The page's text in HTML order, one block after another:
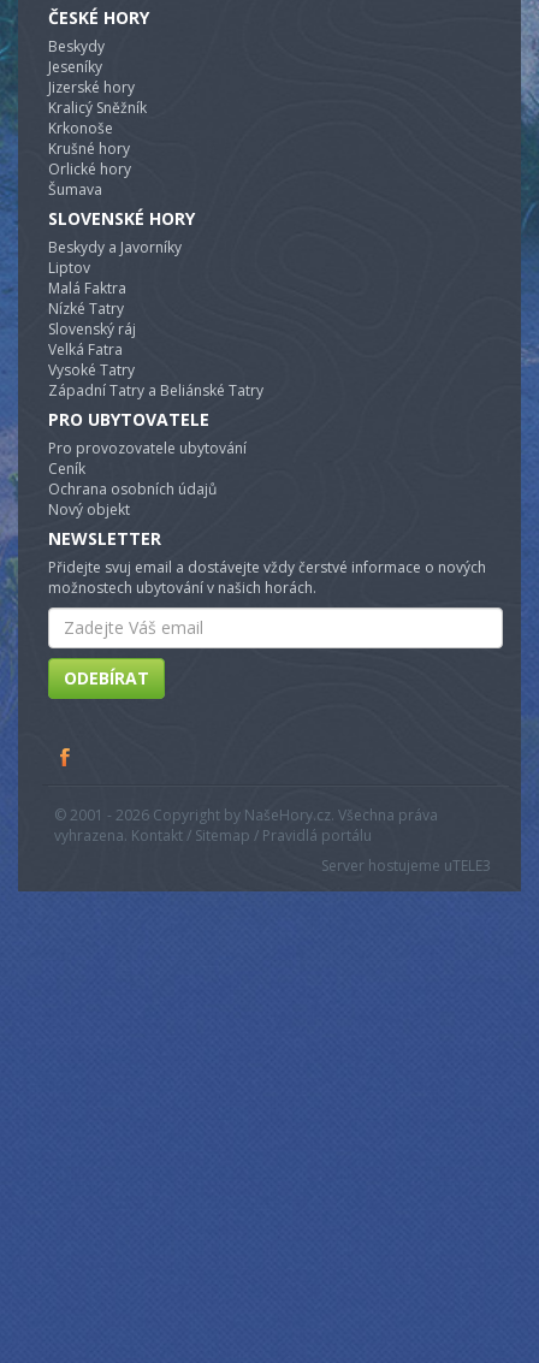
ČESKÉ HORY
Beskydy
Jeseníky
Jizerské hory
Kralicý Sněžník
Krkonoše
Krušné hory
Orlické hory
Šumava
SLOVENSKÉ HORY
Beskydy a Javorníky
Liptov
Malá Faktra
Nízké Tatry
Slovenský ráj
Velká Fatra
Vysoké Tatry
Západní Tatry a Beliánské Tatry
PRO UBYTOVATELE
Pro provozovatele ubytování
Ceník
Ochrana osobních údajů
Nový objekt
NEWSLETTER
Přidejte svuj email a dostávejte vždy čerstvé informace o nových
možnostech ubytování v našich horách.
Email
ODEBÍRAT
© 2001 - 2026 Copyright by NašeHory.cz. Všechna práva
vyhrazena. Kontakt / Sitemap / Pravidlá portálu
Server hostujeme uTELE3